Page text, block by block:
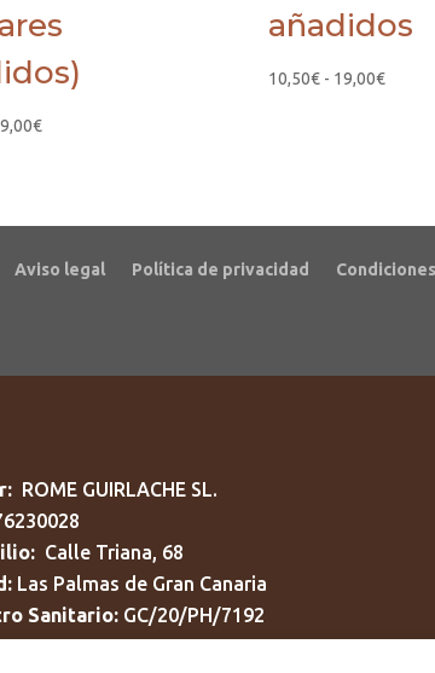
€Rango
hasta
añadidos
10,50€ - 19,00€Rango
Aviso legal
Política de privacidad
ROME GUIRLACHE SL.
Calle Triana, 68
Las Palmas de Gran Canaria
Sanitario: GC/20/PH/7192